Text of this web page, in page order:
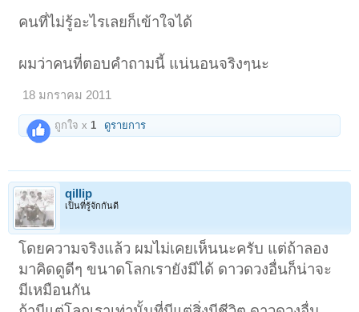
คนที่ไม่รู้อะไรเลยก็เข้าใจได้
ผมว่าคนที่ตอบคำถามนี้ แน่นอนจริงๆนะ
18 มกราคม 2011
ถูกใจ x 1 ดูรายการ
qillip
เป็นที่รู้จักกันดี
โดยความจริงแล้ว ผมไม่เคยเห็นนะครับ แต่ถ้าลอง
มาคิดดูดีๆ ขนาดโลกเรายังมีได้ ดาวดวงอื่นก็น่าจะ
มีเหมือนกัน